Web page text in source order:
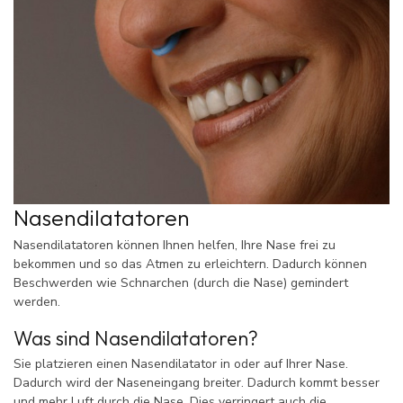
Nasendilatatoren
Nasendilatatoren können Ihnen helfen, Ihre Nase frei zu
bekommen und so das Atmen zu erleichtern. Dadurch können
Beschwerden wie Schnarchen (durch die Nase) gemindert
werden.
Was sind Nasendilatatoren?
Sie platzieren einen Nasendilatator in oder auf Ihrer Nase.
Dadurch wird der Naseneingang breiter. Dadurch kommt besser